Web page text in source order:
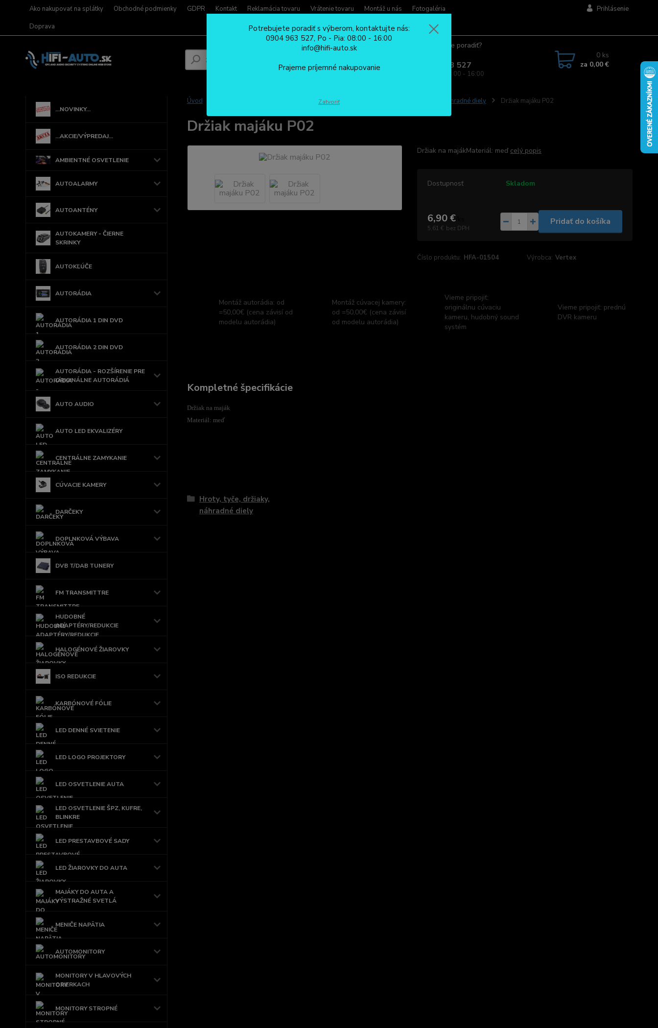
Ako nakupovať na splátky Obchodné podmienky GDPR Kontakt Reklamácia tovaru Vrátenie tovaru Montáž u nás
Fotogaléria
Doprava
Prihlásenie
Potrebujete poradiť?
0904 963 527
Po - Pia: 08:00 - 16:00
0 ks
za 0,00 €
...NOVINKY...
...AKCIE/VÝPREDAJ...
AMBIENTNÉ OSVETLENIE
AUTOALARMY
AUTOANTÉNY
AUTOKAMERY - ČIERNE
SKRINKY
AUTOKĽÚČE
AUTORÁDIA
AUTORÁDIA 1 DIN DVD
AUTORÁDIA 2 DIN DVD
AUTORÁDIA - ROZŠÍRENIE PRE
ORIGINÁLNE AUTORÁDIÁ
AUTO AUDIO
AUTO LED EKVALIZÉRY
CENTRÁLNE ZAMYKANIE
CÚVACIE KAMERY
DARČEKY
DOPLNKOVÁ VÝBAVA
DVB T/DAB TUNERY
FM TRANSMITTRE
HUDOBNÉ
ADAPTÉRY/REDUKCIE
HALOGÉNOVÉ ŽIAROVKY
ISO REDUKCIE
KARBÓNOVÉ FÓLIE
LED DENNÉ SVIETENIE
LED LOGO PROJEKTORY
LED OSVETLENIE AUTA
LED OSVETLENIE ŠPZ, KUFRE,
BLINKRE
LED PRESTAVBOVÉ SADY
LED ŽIAROVKY DO AUTA
MAJÁKY DO AUTA A
VÝSTRAŽNÉ SVETLÁ
MENIČE NAPÄTIA
AUTOMONITORY
MONITORY V HLAVOVÝCH
OPIERKACH
MONITORY STROPNÉ
Úvod MAJÁKY DO AUTA A VÝSTRAŽNÉ SVETLÁ Hroty, tyče, držiaky, náhradné diely Držiak majáku P02
Držiak majáku P02
Držiak na majákMateriál: meď celý popis
Dostupnosť Skladom
6,90 €/
5,61 € bez DPH
Pridať do košíka
Číslo produktu: HFA-01504 Výrobca: Vertex
Montáž autorádia: od
=50,00€ (cena závisí od
modelu autorádia)
Montáž cúvacej kamery:
od =50,00€ (cena závisí
od modelu autorádia)
Vieme pripojiť:
originálnu cúvaciu
kameru, hudobný sound
systém
Vieme pripojiť: prednú
DVR kameru
Kompletné špecifikácie
Držiak na maják
Materiál: meď
Hroty, tyče, držiaky,
náhradné diely
Potrebujete poradiť s výberom, kontaktujte nás:
0904 963 527, Po - Pia: 08:00 - 16:00
info@hifi-auto.sk
Prajeme príjemné nakupovanie
Zatvoriť